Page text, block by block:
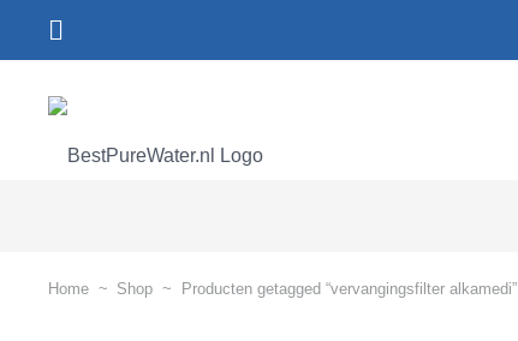
Home ~ Shop ~ Producten getagged “vervangingsfilter alkamedi”